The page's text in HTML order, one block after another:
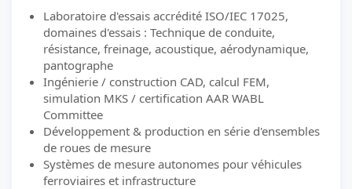
Laboratoire d'essais accrédité ISO/IEC 17025,
domaines d'essais : Technique de conduite,
résistance, freinage, acoustique, aérodynamique,
pantographe
Ingénierie / construction CAD, calcul FEM,
simulation MKS / certification AAR WABL
Committee
Développement & production en série d'ensembles
de roues de mesure
Systèmes de mesure autonomes pour véhicules
ferroviaires et infrastructure